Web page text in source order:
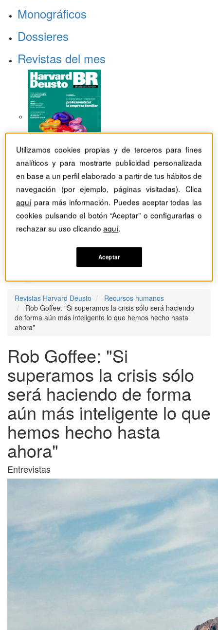
Monográficos
Dossieres
Revistas del mes
Revistas Harvard Deusto
Recursos humanos
Rob Goffee: "Si superamos la crisis sólo será haciendo
de forma aún más inteligente lo que hemos hecho hasta
ahora"
Rob Goffee: "Si
superamos la crisis sólo
será haciendo de forma
aún más inteligente lo que
hemos hecho hasta
ahora"
Entrevistas
Utilizamos cookies propias y de terceros para fines
analíticos y para mostrarte publicidad personalizada
en base a un perfil elaborado a partir de tus hábitos de
navegación (por ejemplo, páginas visitadas). Clica
aquípara más información. Puedes aceptar todas las
cookies pulsando el botón “Aceptar” o configurarlas o
rechazar su uso clicandoaquí.
Aceptar